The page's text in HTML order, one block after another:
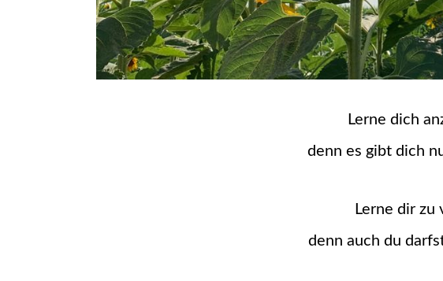
Lerne dich
denn es gibt dich
Lerne dir zu
denn auch du